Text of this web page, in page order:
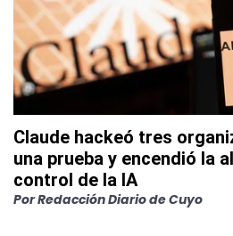
Claude hackeó tres
una prueba y encendió la
control de la IA
PorRedacción Diario de Cuyo